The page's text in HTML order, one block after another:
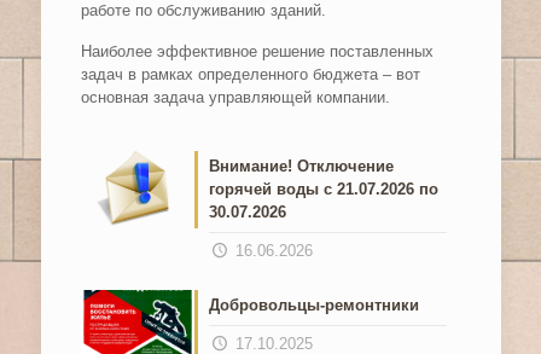
работе по обслуживанию зданий.
Наиболее эффективное решение поставленных
задач в рамках определенного бюджета – вот
основная задача управляющей компании.
Внимание! Отключение
горячей воды с 21.07.2026 по
30.07.2026
16.06.2026
Добровольцы-ремонтники
17.10.2025